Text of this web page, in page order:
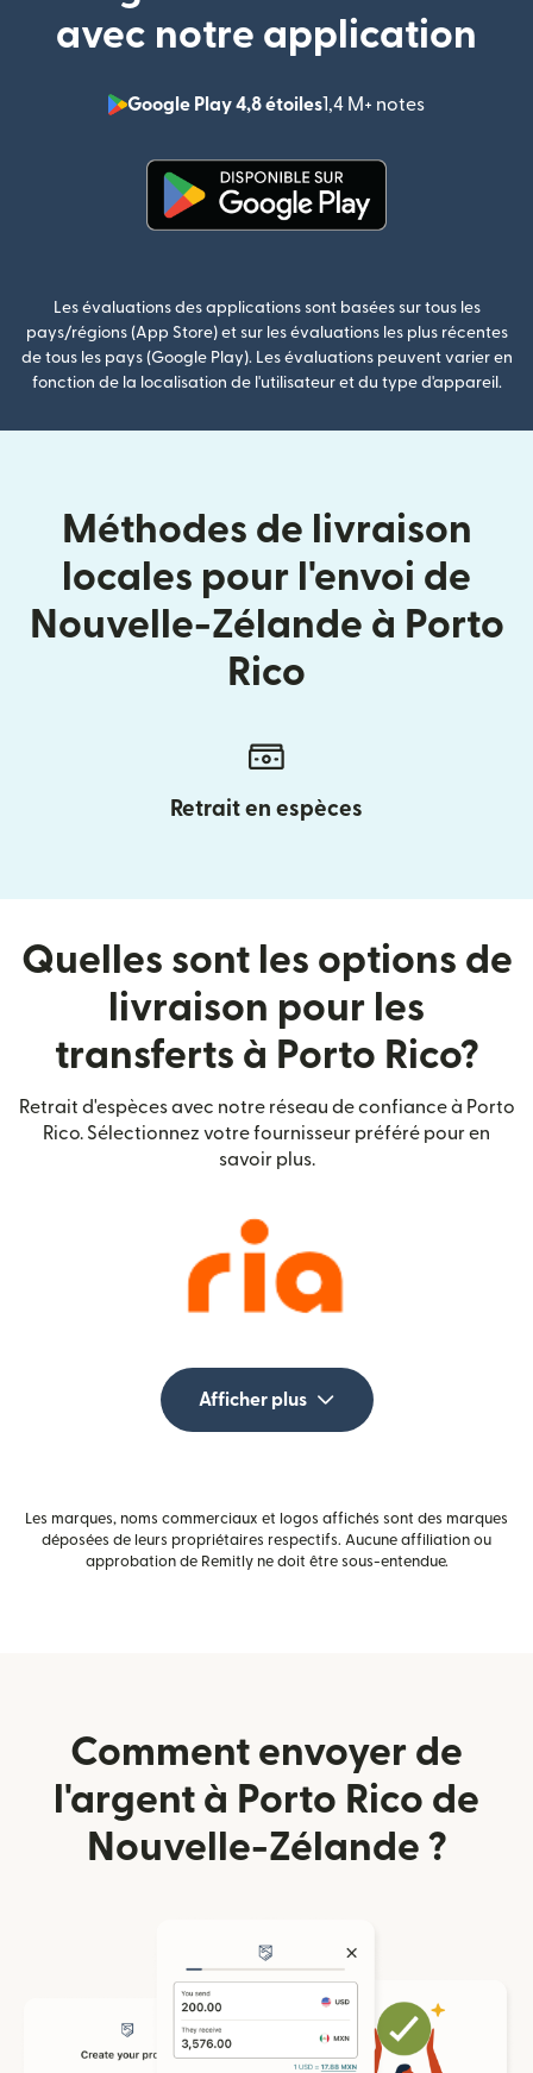
avec notre application
Google Play 4,8 étoiles1,4 M+ notes
Les évaluations des applications sont basées sur tous les
pays/régions (App Store) et sur les évaluations les plus récentes
de tous les pays (Google Play). Les évaluations peuvent varier en
fonction de la localisation de l'utilisateur et du type d'appareil.
Méthodes de livraison
locales pour l'envoi de
Nouvelle-Zélande à Porto
Rico
Retrait en espèces
Quelles sont les options de
livraison pour les
transferts à Porto Rico?
Retrait d'espèces avec notre réseau de confiance à Porto
Rico. Sélectionnez votre fournisseur préféré pour en
savoir plus.
Afficher plus
Les marques, noms commerciaux et logos affichés sont des marques
déposées de leurs propriétaires respectifs. Aucune affiliation ou
approbation de Remitly ne doit être sous-entendue.
Comment envoyer de
l'argent à Porto Rico de
Nouvelle-Zélande ?